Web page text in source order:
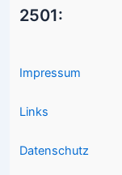
2501:
Impressum
Links
Datenschutz